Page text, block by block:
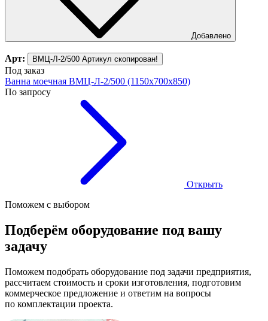
Добавлено
Арт: ВМЦ-Л-2/500 Артикул скопирован!
Под заказ
Ванна моечная ВМЦ-Л-2/500 (1150х700х850)
По запросу
Открыть
Поможем с выбором
Подберём оборудование под вашу
задачу
Поможем подобрать оборудование под задачи предприятия,
рассчитаем стоимость и сроки изготовления, подготовим
коммерческое предложение и ответим на вопросы
по комплектации проекта.